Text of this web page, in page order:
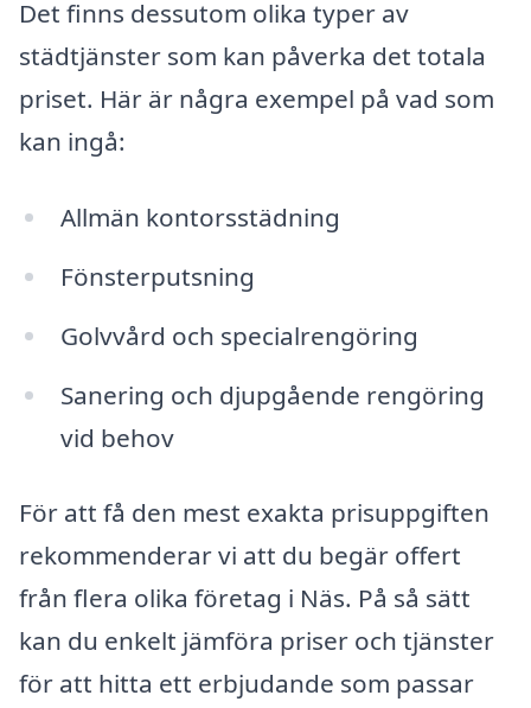
Det finns dessutom olika typer av
städtjänster som kan påverka det totala
priset. Här är några exempel på vad som
kan ingå:
Allmän kontorsstädning
Fönsterputsning
Golvvård och specialrengöring
Sanering och djupgående rengöring
vid behov
För att få den mest exakta prisuppgiften
rekommenderar vi att du begär offert
från flera olika företag i Näs. På så sätt
kan du enkelt jämföra priser och tjänster
för att hitta ett erbjudande som passar